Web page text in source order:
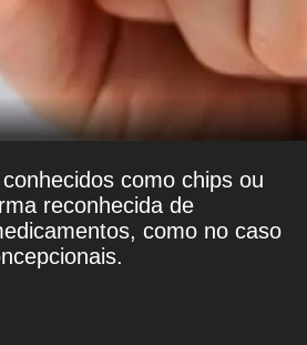
como chips ou
reconhecida de
como no caso